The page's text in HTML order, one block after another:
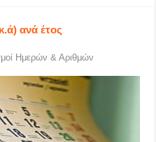
ανά έτος
Ημερών & Αριθμών